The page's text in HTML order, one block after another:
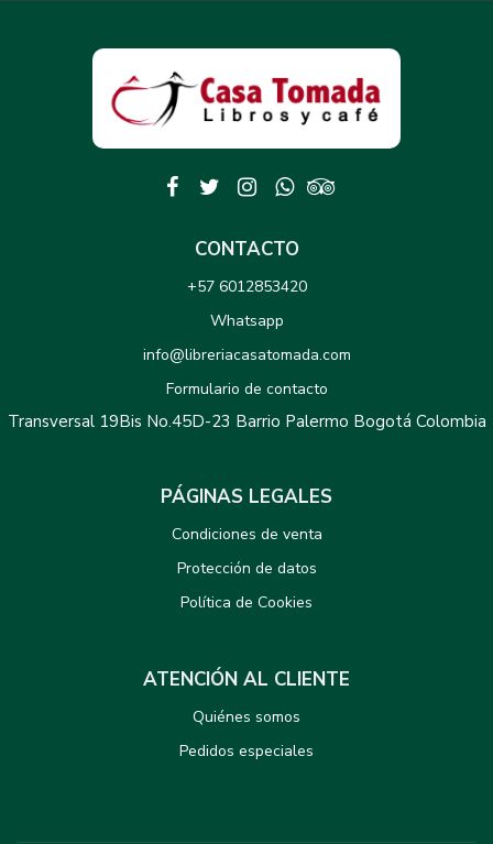
CONTACTO
+57 6012853420
Whatsapp
info@libreriacasatomada.com
Formulario de contacto
Transversal 19Bis No.45D-23 Barrio Palermo Bogotá Colombia
PÁGINAS LEGALES
Condiciones de venta
Protección de datos
Política de Cookies
ATENCIÓN AL CLIENTE
Quiénes somos
Pedidos especiales